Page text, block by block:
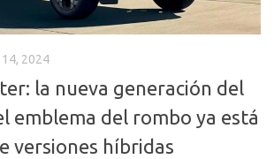
14, 2024
la nueva generación del
emblema del rombo ya está
versiones híbridas